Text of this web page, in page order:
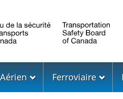
Aérien Ferroviaire